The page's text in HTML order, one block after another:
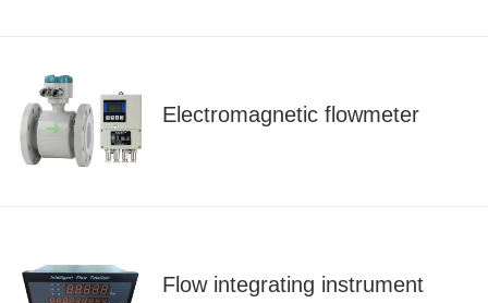
Electromagnetic flowmeter
Flow integrating instrument